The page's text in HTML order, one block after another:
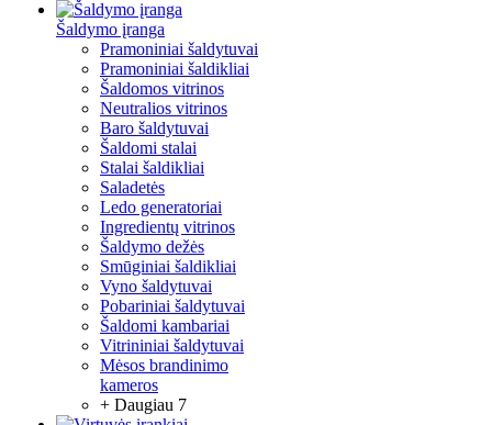
Šaldymo įranga
Pramoniniai šaldytuvai
Pramoniniai šaldikliai
Šaldomos vitrinos
Neutralios vitrinos
Baro šaldytuvai
Šaldomi stalai
Stalai šaldikliai
Saladetės
Ledo generatoriai
Ingredientų vitrinos
Šaldymo dežės
Smūginiai šaldikliai
Vyno šaldytuvai
Pobariniai šaldytuvai
Šaldomi kambariai
Vitrininiai šaldytuvai
Mėsos brandinimo
kameros
+ Daugiau 7